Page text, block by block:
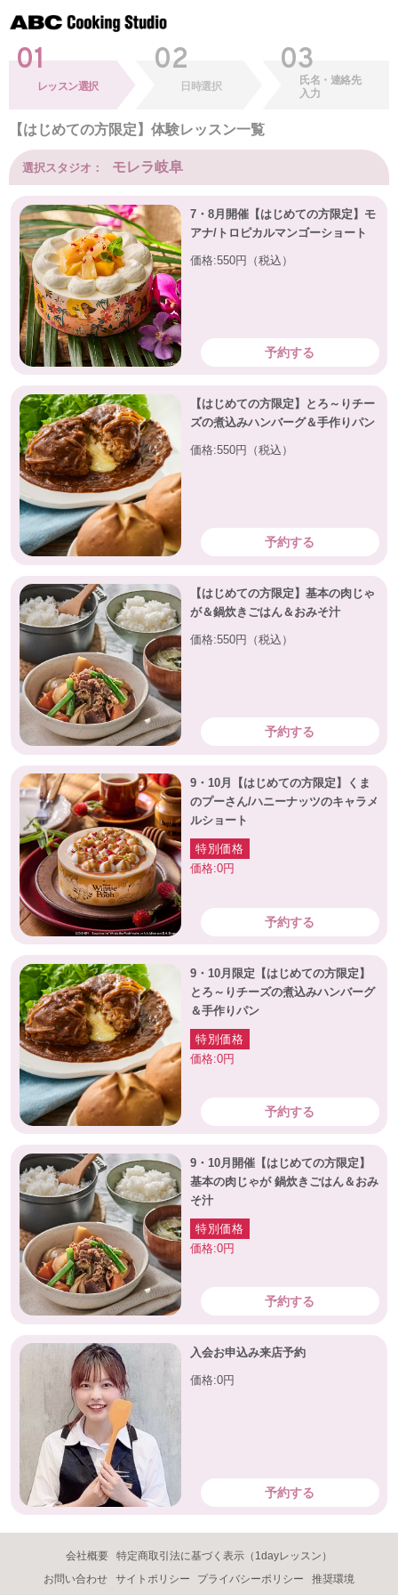
01
レッスン選択
02
日時選択
03
氏名・連絡先
入力
【はじめての方限定】体験レッスン一覧
選択スタジオ： モレラ岐阜
7・8月開催【はじめての方限定】モ
アナ/トロピカルマンゴーショート
価格:550円（税込）
予約する
【はじめての方限定】とろ～りチー
ズの煮込みハンバーグ＆手作りパン
価格:550円（税込）
予約する
【はじめての方限定】基本の肉じゃ
が＆鍋炊きごはん＆おみそ汁
価格:550円（税込）
予約する
9・10月【はじめての方限定】くま
のプーさん/ハニーナッツのキャラメ
ルショート
特別価格
価格:0円
予約する
9・10月限定【はじめての方限定】
とろ～りチーズの煮込みハンバーグ
＆手作りパン
特別価格
価格:0円
予約する
9・10月開催【はじめての方限定】
基本の肉じゃが 鍋炊きごはん＆おみ
そ汁
特別価格
価格:0円
予約する
入会お申込み来店予約
価格:0円
予約する
会社概要
特定商取引法に基づく表示（1dayレッスン）
お問い合わせ
サイトポリシー プライバシーポリシー 推奨環境